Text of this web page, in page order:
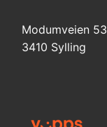
Modumveien 53
3410 Sylling